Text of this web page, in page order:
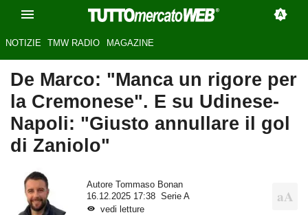
NOTIZIE TMW RADIO MAGAZINE
De Marco: "Manca un rigore per
la Cremonese". E su Udinese-
Napoli: "Giusto annullare il gol
di Zaniolo"
Autore
Tommaso Bonan
16.12.2025 17:38
Serie A
vedi letture